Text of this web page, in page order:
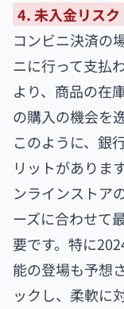
4. 未入金リスク
コンビニ決済の
ニに行って支払
より、商品の在
の購入の機会を
このように、銀
リットがありま
ンラインストア
ーズに合わせて
要です。特に
能の登場も予想
ックし、柔軟に